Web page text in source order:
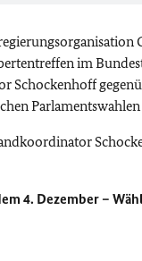
im
Schockenhoff
Parlamentswahlen
4. Dezember –